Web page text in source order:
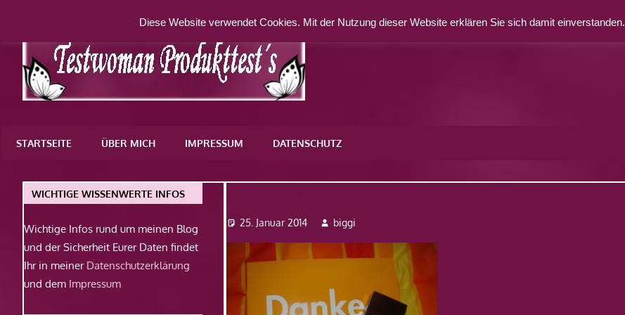
springen
WordPress-
STARTSEITE ÜBER MICH IMPRESSUM DATENSCHUTZ
25. Januar 2014 biggi
WICHTIGE WISSENWERTE INFOS
Wichtige Infos rund um meinen Blog
und der Sicherheit Eurer Daten findet
Ihr in meiner Datenschutzerklärung
und dem Impressum
Diese Website verwendet Cookies. Mit der Nutzung dieser Website erklären Sie sich damit einverstanden.